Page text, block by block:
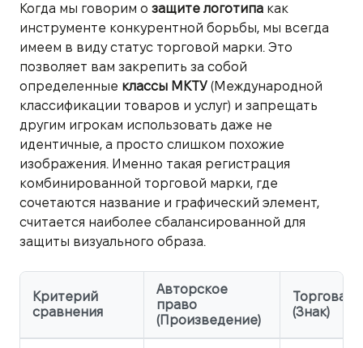
Когда мы говорим о защите логотипа как
инструменте конкурентной борьбы, мы всегда
имеем в виду статус торговой марки. Это
позволяет вам закрепить за собой
определенные классы МКТУ (Международной
классификации товаров и услуг) и запрещать
другим игрокам использовать даже не
идентичные, а просто слишком похожие
изображения. Именно такая регистрация
комбинированной торговой марки, где
сочетаются название и графический элемент,
считается наиболее сбалансированной для
защиты визуального образа.
Критерий
сравнения
Авторское
право
(Произведение)
Торговая
(Знак)